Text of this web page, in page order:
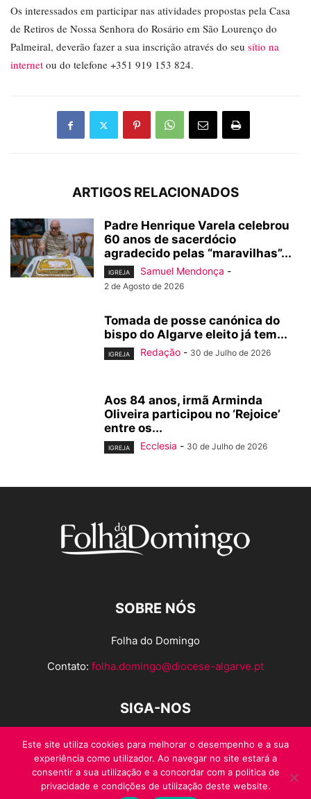
Os interessados em participar nas atividades propostas pela Casa
de Retiros de Nossa Senhora do Rosário em São Lourenço do
Palmeiral, deverão fazer a sua inscrição através do seu sítio na
internet ou do telefone ‪+351 919 153 824‬.
ARTIGOS RELACIONADOS
Padre Henrique Varela celebrou
60 anos de sacerdócio
agradecido pelas “maravilhas”...
IGREJA Samuel Mendonça -
2 de Agosto de 2026
Tomada de posse canónica do
bispo do Algarve eleito já tem...
IGREJA Redação - 30 de Julho de 2026
Aos 84 anos, irmã Arminda
Oliveira participou no ‘Rejoice’
entre os...
IGREJA Ecclesia - 30 de Julho de 2026
SOBRE NÓS
Folha do Domingo
Contato: folha.domingo@diocese-algarve.pt
SIGA-NOS
Este site utiliza cookies para melhorar o desempenho e a sua
experiência como utilizador. Ao navegar no site estará a
consentir a sua utilização e a concordar com a politica de
privacidade e condições de utilização deste website.